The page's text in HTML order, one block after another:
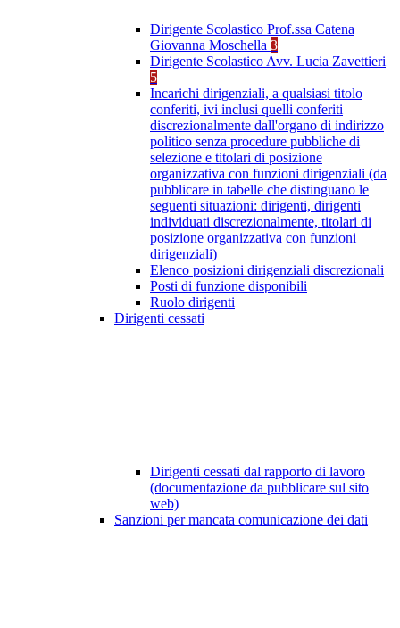
Dirigente Scolastico Prof.ssa Catena
Giovanna Moschella 3
Dirigente Scolastico Avv. Lucia Zavettieri
5
Incarichi dirigenziali, a qualsiasi titolo
conferiti, ivi inclusi quelli conferiti
discrezionalmente dall'organo di indirizzo
politico senza procedure pubbliche di
selezione e titolari di posizione
organizzativa con funzioni dirigenziali (da
pubblicare in tabelle che distinguano le
seguenti situazioni: dirigenti, dirigenti
individuati discrezionalmente, titolari di
posizione organizzativa con funzioni
dirigenziali)
Elenco posizioni dirigenziali discrezionali
Posti di funzione disponibili
Ruolo dirigenti
Dirigenti cessati
Dirigenti cessati dal rapporto di lavoro
(documentazione da pubblicare sul sito
web)
Sanzioni per mancata comunicazione dei dati